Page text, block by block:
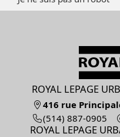
ROYAL LEPAGE
416 rue
(514) 887-0905
ROYAL LEPAGE